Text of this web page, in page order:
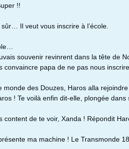
!!
sûr… Il veut vous inscrire à l’école.
souvenir revinrent dans la tête de
convaincre papa de ne pas nous
monde des Douzes, Haros alla
! Te voilà enfin dit-elle, plongée dans
content de te voir, Xanda ! Répondit
ma machine ! Le Transmonde